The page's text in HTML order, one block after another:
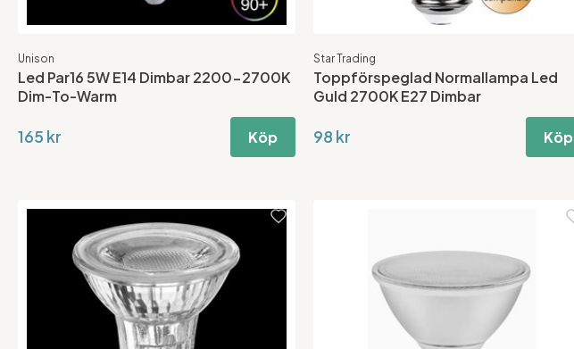
Unison
Led Par16 5W E14 Dimbar 2200-2700K
Dim-To-Warm
165 kr Köp
Star Trading
Toppförspeglad Normallampa Led
Guld 2700K E27 Dimbar
98 kr Köp